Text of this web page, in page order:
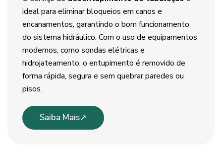
ideal para eliminar bloqueios em canos e
encanamentos, garantindo o bom funcionamento
do sistema hidráulico. Com o uso de equipamentos
modernos, como sondas elétricas e
hidrojateamento, o entupimento é removido de
forma rápida, segura e sem quebrar paredes ou
pisos.
Saiba Mais